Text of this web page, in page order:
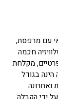
עם מרפסת,
חכמה
מקלחת
בגודל
ואחרונה